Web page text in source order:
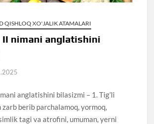
QISHLOQ XO'JALIK ATAMALARI
II nimani anglatishini
anglatishini bilasizmi – 1. Tig’li
berib parchalamoq, yormoq,
tagi va atrofini, umuman, yerni